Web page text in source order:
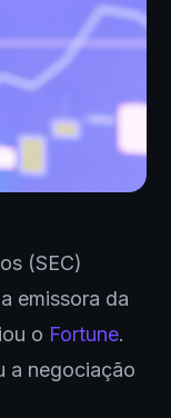
(SEC)
emissora da
o Fortune.
a negociação